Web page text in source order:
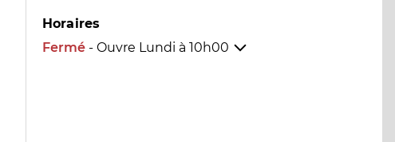
Horaires
Fermé - Ouvre Lundi à 10h00